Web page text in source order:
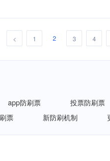
< 1 2 3 4
app防刷票
投票防刷票
票 新防刷机制